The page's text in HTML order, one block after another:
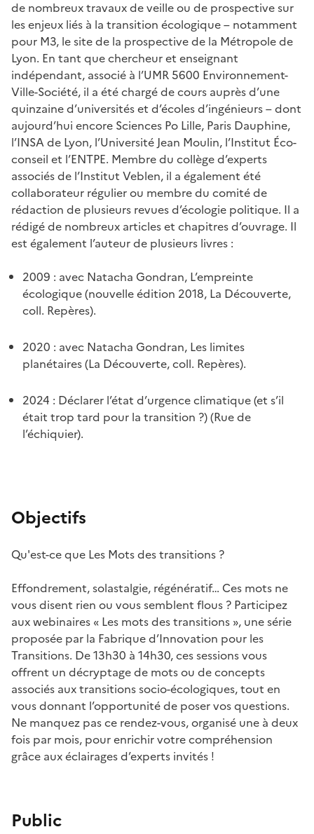
de nombreux travaux de veille ou de prospective sur
les enjeux liés à la transition écologique – notamment
pour M3, le site de la prospective de la Métropole de
Lyon. En tant que chercheur et enseignant
indépendant, associé à l’UMR 5600 Environnement-
Ville-Société, il a été chargé de cours auprès d’une
quinzaine d’universités et d’écoles d’ingénieurs – dont
aujourd’hui encore Sciences Po Lille, Paris Dauphine,
l’INSA de Lyon, l’Université Jean Moulin, l’Institut Éco-
conseil et l’ENTPE. Membre du collège d’experts
associés de l’Institut Veblen, il a également été
collaborateur régulier ou membre du comité de
rédaction de plusieurs revues d’écologie politique. Il a
rédigé de nombreux articles et chapitres d’ouvrage. Il
est également l’auteur de plusieurs livres :
2009 : avec Natacha Gondran, L’empreinte
écologique (nouvelle édition 2018, La Découverte,
coll. Repères).
2020 : avec Natacha Gondran, Les limites
planétaires (La Découverte, coll. Repères).
2024 : Déclarer l’état d’urgence climatique (et s’il
était trop tard pour la transition ?) (Rue de
l’échiquier).
Objectifs
Qu'est-ce que Les Mots des transitions ?
Effondrement, solastalgie, régénératif… Ces mots ne
vous disent rien ou vous semblent flous ? Participez
aux webinaires « Les mots des transitions », une série
proposée par la Fabrique d’Innovation pour les
Transitions. De 13h30 à 14h30, ces sessions vous
offrent un décryptage de mots ou de concepts
associés aux transitions socio-écologiques, tout en
vous donnant l’opportunité de poser vos questions.
Ne manquez pas ce rendez-vous, organisé une à deux
fois par mois, pour enrichir votre compréhension
grâce aux éclairages d’experts invités !
Public